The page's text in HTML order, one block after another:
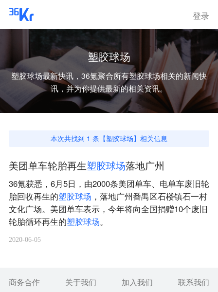
登录
塑胶球场
塑胶球场最新快讯，36氪聚合所有塑胶球场相关的新闻快
讯，并为你提供最新的相关资讯。
本次共找到 1 条【塑胶球场】相关信息
美团单车轮胎再生塑胶球场落地广州
36氪获悉，6月5日，由2000条美团单车、电单车废旧轮
胎回收再生的塑胶球场 ，落地广州番禺区石楼镇石一村
文化广场。美团单车表示，今年将向全国捐赠10个废旧
轮胎循环再生的塑胶球场。
2020-06-05
商务合作 关于我们 加入我们
联系我们